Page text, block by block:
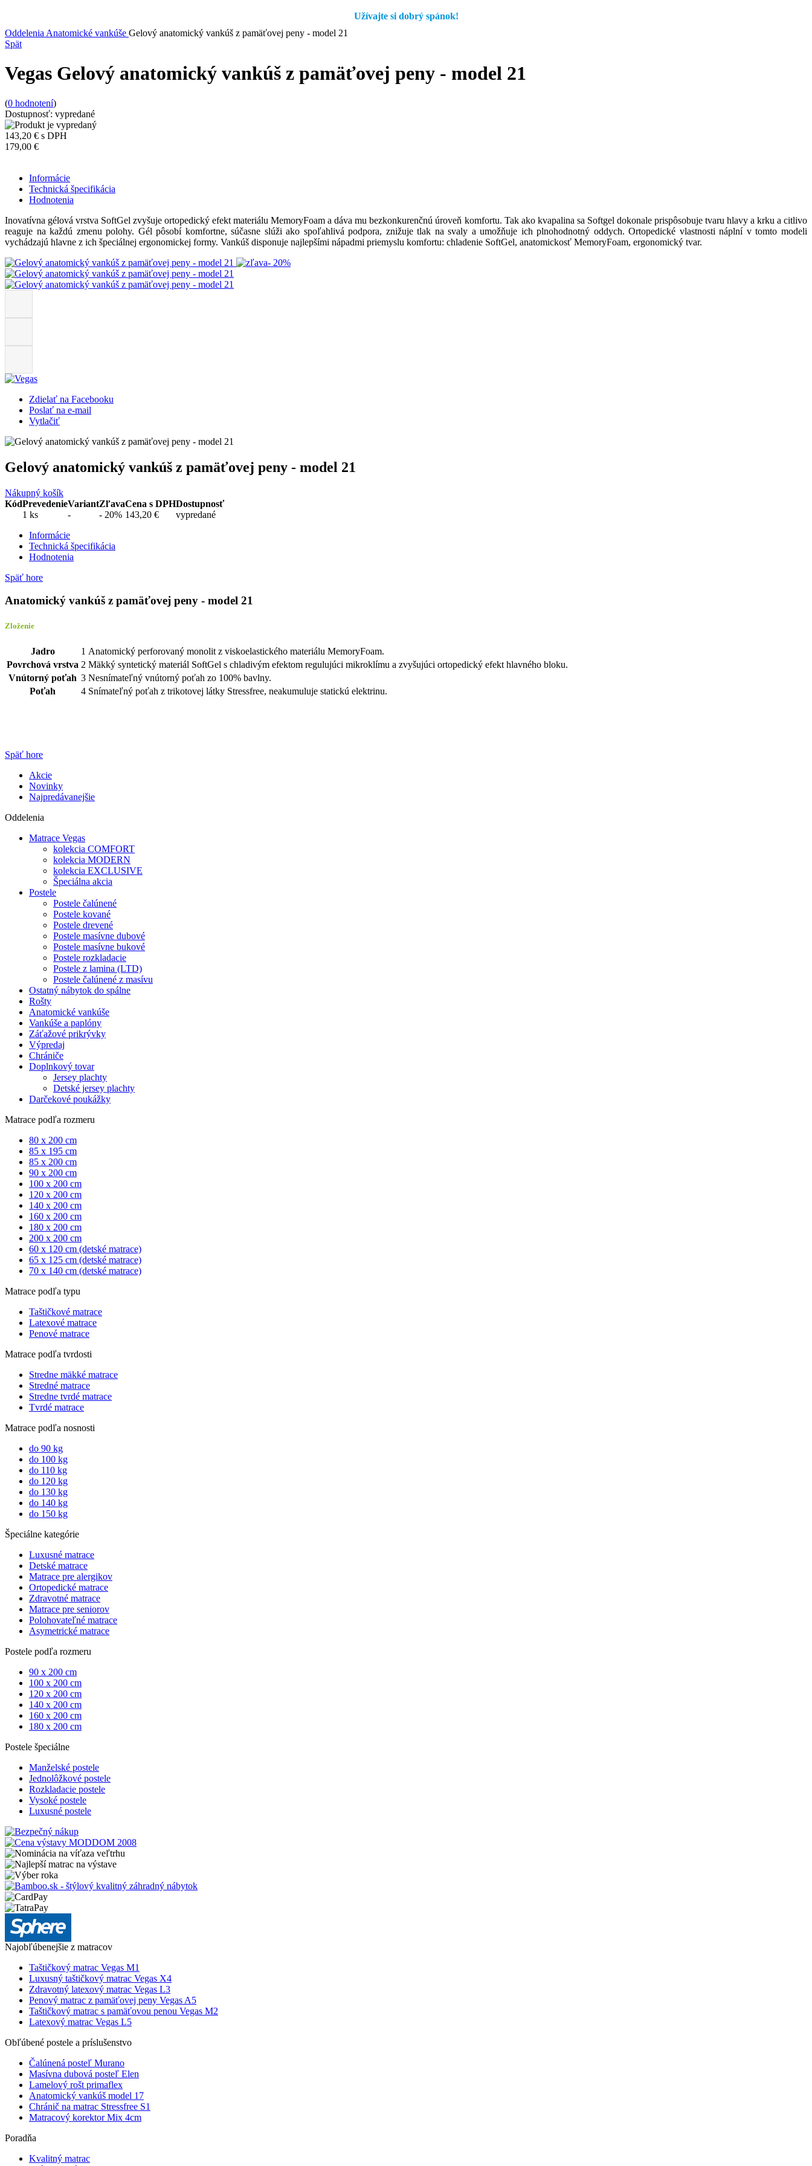
Užívajte si dobrý spánok!
Oddelenia Anatomické vankúše Gelový anatomický vankúš z pamäťovej peny - model 21
Spät
Vegas Gelový anatomický vankúš z pamäťovej peny - model 21
(0 hodnotení)
Dostupnosť: vypredané
143,20 € s DPH
179,00 €
Informácie
Technická špecifikácia
Hodnotenia
Inovatívna gélová vrstva SoftGel zvyšuje ortopedický efekt materiálu MemoryFoam a dáva mu bezkonkurenčnú úroveň komfortu. Tak ako kvapalina sa Softgel dokonale prispôsobuje tvaru hlavy a krku a citlivo
reaguje na každú zmenu polohy. Gél pôsobí komfortne, súčasne slúži ako spoľahlivá podpora, znižuje tlak na svaly a umožňuje ich plnohodnotný oddych. Ortopedické vlastnosti náplní v tomto modeli
vychádzajú hlavne z ich špeciálnej ergonomickej formy. Vankúš disponuje najlepšími nápadmi priemyslu komfortu: chladenie SoftGel, anatomickosť MemoryFoam, ergonomický tvar.
- 20%
Zdielať na Facebooku
Poslať na e-mail
Vytlačiť
Gelový anatomický vankúš z pamäťovej peny - model 21
Nákupný košík
KódPrevedenieVariantZľavaCena s DPHDostupnosť
1 ks
- - 20% 143,20 €
vypredané
Informácie
Technická špecifikácia
Hodnotenia
Späť hore
Anatomický vankúš z pamäťovej peny - model 21
Zloženie
Jadro 1 Anatomický perforovaný monolit z viskoelastického materiálu MemoryFoam.
Povrchová vrstva 2 Mäkký syntetický materiál SoftGel s chladivým efektom regulujúci mikroklímu a zvyšujúci ortopedický efekt hlavného bloku.
Vnútorný poťah 3 Nesnímateľný vnútorný poťah zo 100% bavlny.
Poťah
4 Snímateľný poťah z trikotovej látky Stressfree, neakumuluje statickú elektrinu.
Späť hore
Akcie
Novinky
Najpredávanejšie
Oddelenia
Matrace Vegas
kolekcia COMFORT
kolekcia MODERN
kolekcia EXCLUSIVE
Špeciálna akcia
Postele
Postele čalúnené
Postele kované
Postele drevené
Postele masívne dubové
Postele masívne bukové
Postele rozkladacie
Postele z lamina (LTD)
Postele čalúnené z masívu
Ostatný nábytok do spálne
Rošty
Anatomické vankúše
Vankúše a paplóny
Záťažové prikrývky
Výpredaj
Chrániče
Doplnkový tovar
Jersey plachty
Detské jersey plachty
Darčekové poukážky
Matrace podľa rozmeru
80 x 200 cm
85 x 195 cm
85 x 200 cm
90 x 200 cm
100 x 200 cm
120 x 200 cm
140 x 200 cm
160 x 200 cm
180 x 200 cm
200 x 200 cm
60 x 120 cm (detské matrace)
65 x 125 cm (detské matrace)
70 x 140 cm (detské matrace)
Matrace podľa typu
Taštičkové matrace
Latexové matrace
Penové matrace
Matrace podľa tvrdosti
Stredne mäkké matrace
Stredné matrace
Stredne tvrdé matrace
Tvrdé matrace
Matrace podľa nosnosti
do 90 kg
do 100 kg
do 110 kg
do 120 kg
do 130 kg
do 140 kg
do 150 kg
Špeciálne kategórie
Luxusné matrace
Detské matrace
Matrace pre alergikov
Ortopedické matrace
Zdravotné matrace
Matrace pre seniorov
Polohovateľné matrace
Asymetrické matrace
Postele podľa rozmeru
90 x 200 cm
100 x 200 cm
120 x 200 cm
140 x 200 cm
160 x 200 cm
180 x 200 cm
Postele špeciálne
Manželské postele
Jednolôžkové postele
Rozkladacie postele
Vysoké postele
Luxusné postele
Najobľúbenejšie z matracov
Taštičkový matrac Vegas M1
Luxusný taštičkový matrac Vegas X4
Zdravotný latexový matrac Vegas L3
Penový matrac z pamäťovej peny Vegas A5
Taštičkový matrac s pamäťovou penou Vegas M2
Latexový matrac Vegas L5
Obľúbené postele a príslušenstvo
Čalúnená posteľ Murano
Masívna dubová posteľ Elen
Lamelový rošt primaflex
Anatomický vankúš model 17
Chránič na matrac Stressfree S1
Matracový korektor Mix 4cm
Poradňa
Kvalitný matrac